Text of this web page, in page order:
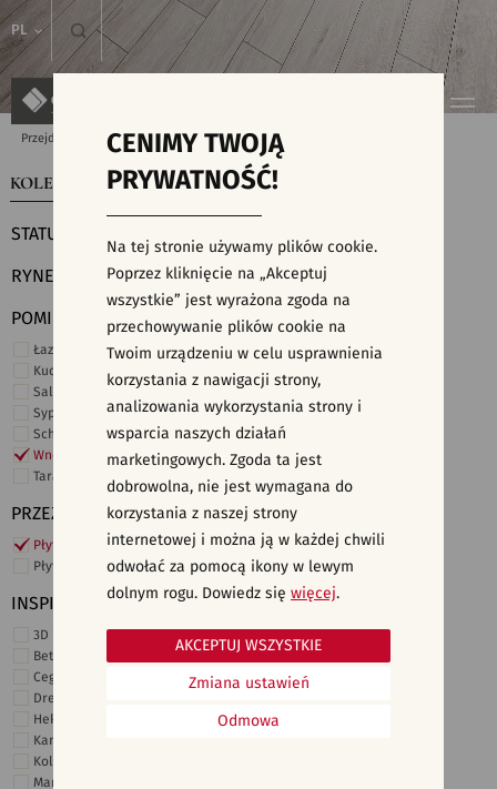
PL
Przejdź do strony głównej Kolekcje
KOLEKCJE WYSZUKIWARKA PŁYTEK
STATUS
RYNEK
POMIESZCZENIE
Łazienka
Kuchnia
Salon i hol
Sypialnia
Schody
Wnętrza komercyjne
Taras i ogród
PRZEZNACZENIE
Płytki ścienne
Płytki podłogowe
INSPIRACJE
3D i struktury
Beton
Cegiełki
Drewno
Heksagonalne
Kamień
Kolor
Marmur
CENIMY TWOJĄ
PRYWATNOŚĆ!
Na tej stronie używamy plików cookie.
Poprzez kliknięcie na „Akceptuj
wszystkie” jest wyrażona zgoda na
przechowywanie plików cookie na
Twoim urządzeniu w celu usprawnienia
korzystania z nawigacji strony,
analizowania wykorzystania strony i
wsparcia naszych działań
marketingowych. Zgoda ta jest
dobrowolna, nie jest wymagana do
korzystania z naszej strony
internetowej i można ją w każdej chwili
odwołać za pomocą ikony w lewym
dolnym rogu. Dowiedz się więcej.
Odmowa
Zmiana ustawień
AKCEPTUJ WSZYSTKIE